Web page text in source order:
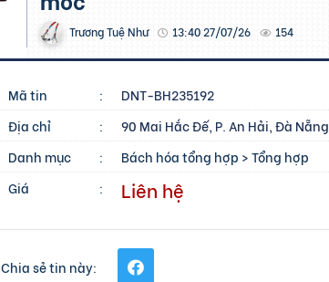
Trương Tuệ Như 13:40 27/07/26 154
Mã tin :
DNT-BH235192
Địa chỉ
:
90 Mai Hắc Đế, P. An Hải, Đà Nẵng
Danh mục
: Bách hóa tổng hợp >Tổng hợp
Giá
: Liên hệ
Chia sẻ tin này: